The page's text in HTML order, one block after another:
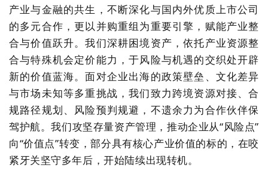
产业与金融的共生，不断深化与国内外优质上市公司
的多元合作，更以并购重组为重要引擎，赋能产业整
合与价值跃升。我们深耕困境资产，依托产业资源整
合与特殊机会定价能力，于风险与机遇的交织处开辟
新的价值蓝海。面对企业出海的政策壁垒、文化差异
与市场未知等多重挑战，我们致力跨境资源对接、合
规路径规划、风险预判规避，不遗余力为合作伙伴保
驾护航。我们攻坚存量资产管理，推动企业从“风险点”
向“价值点”转变，部分具有核心产业价值的标的，在咬
紧牙关坚守多年后，开始陆续出现转机。